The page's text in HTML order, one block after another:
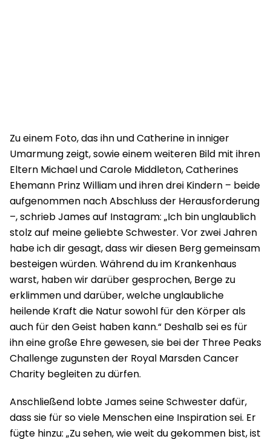
Zu einem Foto, das ihn und Catherine in inniger
Umarmung zeigt, sowie einem weiteren Bild mit ihren
Eltern Michael und Carole Middleton, Catherines
Ehemann Prinz William und ihren drei Kindern – beide
aufgenommen nach Abschluss der Herausforderung
–, schrieb James auf Instagram: „Ich bin unglaublich
stolz auf meine geliebte Schwester. Vor zwei Jahren
habe ich dir gesagt, dass wir diesen Berg gemeinsam
besteigen würden. Während du im Krankenhaus
warst, haben wir darüber gesprochen, Berge zu
erklimmen und darüber, welche unglaubliche
heilende Kraft die Natur sowohl für den Körper als
auch für den Geist haben kann.“ Deshalb sei es für
ihn eine große Ehre gewesen, sie bei der Three Peaks
Challenge zugunsten der Royal Marsden Cancer
Charity begleiten zu dürfen.
Anschließend lobte James seine Schwester dafür,
dass sie für so viele Menschen eine Inspiration sei. Er
fügte hinzu: „Zu sehen, wie weit du gekommen bist, ist